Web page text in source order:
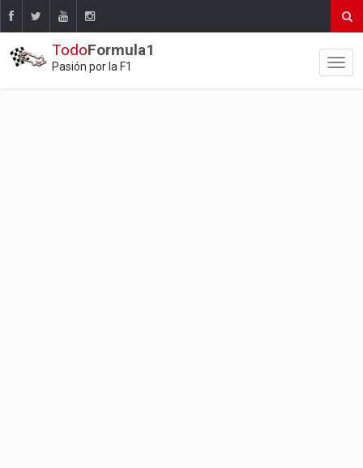
TodoFormula1
Pasión por la F1